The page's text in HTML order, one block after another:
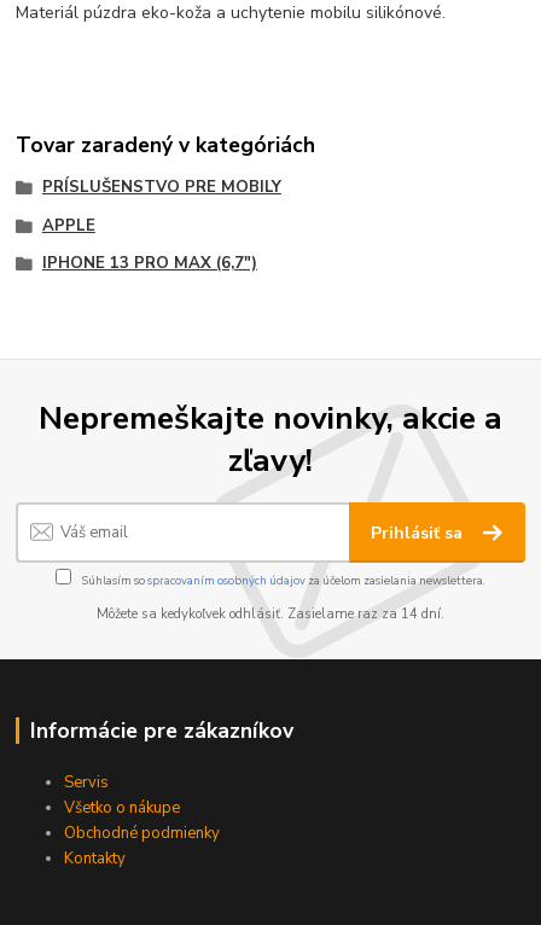
Materiál púzdra eko-koža a uchytenie mobilu silikónové.
Tovar zaradený v kategóriách
PRÍSLUŠENSTVO PRE MOBILY
APPLE
IPHONE 13 PRO MAX (6,7")
Nepremeškajte novinky, akcie a
zľavy!
Prihlásiť sa
Súhlasím sospracovaním osobných údajov za účelom zasielania newslettera.
Môžete sa kedykoľvek odhlásiť. Zasielame raz za 14 dní.
Informácie pre zákazníkov
Servis
Všetko o nákupe
Obchodné podmienky
Kontakty